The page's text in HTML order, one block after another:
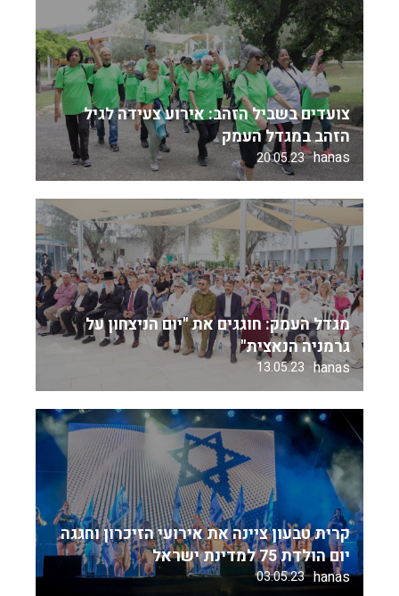
צועדים בשביל הזהב: אירוע צעידה לגיל
הזהב במגדל העמק
hanas
20.05.23
מגדל העמק: חוגגים את "יום הניצחון על
גרמניה הנאצית"
hanas
13.05.23
קרית טבעון ציינה את אירועי הזיכרון וחגגה
יום הולדת 75 למדינת ישראל
hanas
03.05.23